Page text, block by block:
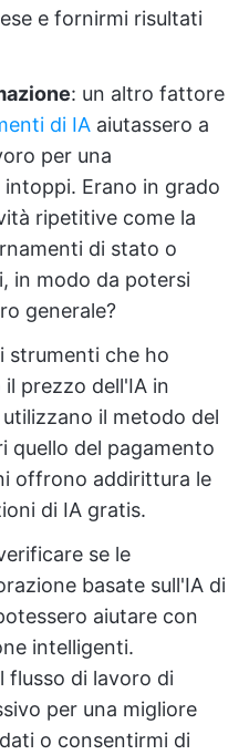
e fornirmi risultati
: un altro fattore
di IA aiutassero a
per una
Erano in grado
ripetitive come la
di stato o
in modo da potersi
generale?
strumenti che ho
prezzo dell'IA in
il metodo del
quello del pagamento
offrono addirittura le
di IA gratis.
se le
basate sull'IA di
aiutare con
intelligenti.
flusso di lavoro di
per una migliore
o consentirmi di